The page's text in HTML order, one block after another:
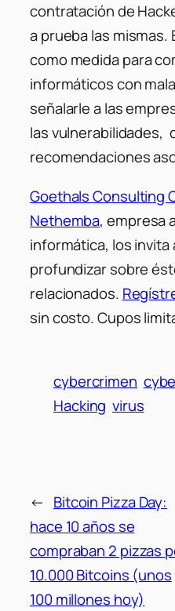
contratación de
a prueba las mismas.
como medida para
informáticos con
señalarle a las
las vulnerabilidades,
recomendaciones
Goethals Consulting
Nethemba, empresa
informática, los invita
profundizar sobre
relacionados.
sin costo. Cupos
cybercrimen
Hacking virus
← Bitcoin Pizza Day:
hace 10 años se
compraban 2 pizzas
10.000 Bitcoins (unos
100 millones hoy)